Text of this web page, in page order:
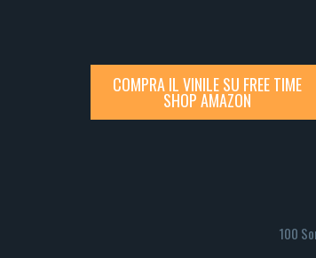
COMPRA IL VINILE SU FREE TIME
SHOP AMAZON
100